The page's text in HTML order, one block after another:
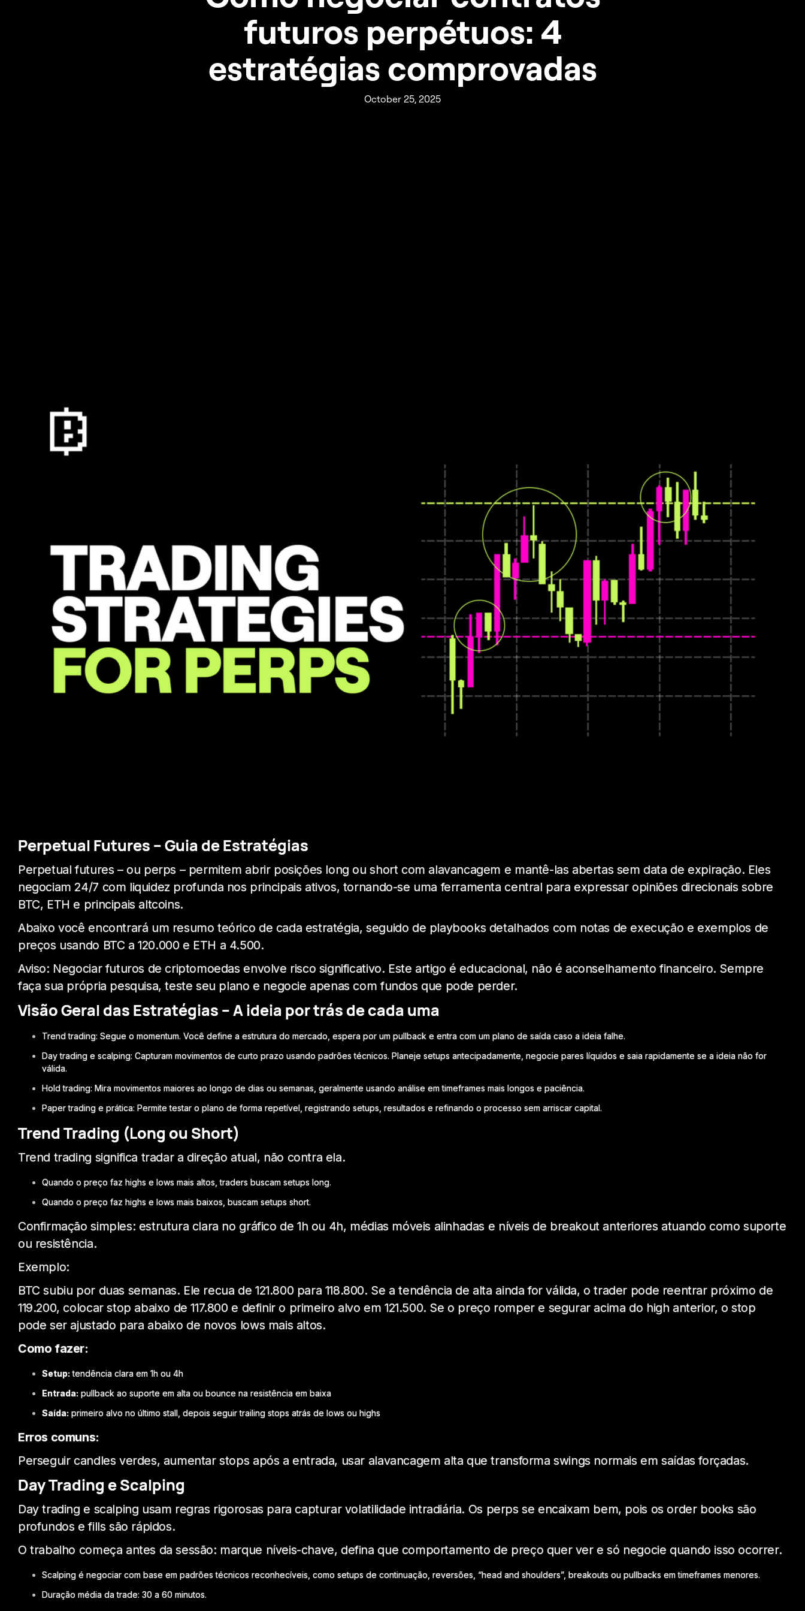
futuros perpétuos: 4
estratégias comprovadas
October 25, 2025
Perpetual Futures – Guia de Estratégias
Perpetual futures – ou perps – permitem abrir posições long ou short com alavancagem e mantê-las abertas sem data de expiração. Eles
negociam 24/7 com liquidez profunda nos principais ativos, tornando-se uma ferramenta central para expressar opiniões direcionais sobre
BTC, ETH e principais altcoins.
Abaixo você encontrará um resumo teórico de cada estratégia, seguido de playbooks detalhados com notas de execução e exemplos de
preços usando BTC a 120.000 e ETH a 4.500.
Aviso: Negociar futuros de criptomoedas envolve risco significativo. Este artigo é educacional, não é aconselhamento financeiro. Sempre
faça sua própria pesquisa, teste seu plano e negocie apenas com fundos que pode perder.
Visão Geral das Estratégias – A ideia por trás de cada uma
Trend trading: Segue o momentum. Você define a estrutura do mercado, espera por um pullback e entra com um plano de saída caso a ideia falhe.
Day trading e scalping: Capturam movimentos de curto prazo usando padrões técnicos. Planeje setups antecipadamente, negocie pares líquidos e saia rapidamente se a ideia não for
válida.
Hold trading: Mira movimentos maiores ao longo de dias ou semanas, geralmente usando análise em timeframes mais longos e paciência.
Paper trading e prática: Permite testar o plano de forma repetível, registrando setups, resultados e refinando o processo sem arriscar capital.
Trend Trading (Long ou Short)
Trend trading significa tradar a direção atual, não contra ela.
Quando o preço faz highs e lows mais altos, traders buscam setups long.
Quando o preço faz highs e lows mais baixos, buscam setups short.
Confirmação simples: estrutura clara no gráfico de 1h ou 4h, médias móveis alinhadas e níveis de breakout anteriores atuando como suporte
ou resistência.
Exemplo:
BTC subiu por duas semanas. Ele recua de 121.800 para 118.800. Se a tendência de alta ainda for válida, o trader pode reentrar próximo de
119.200, colocar stop abaixo de 117.800 e definir o primeiro alvo em 121.500. Se o preço romper e segurar acima do high anterior, o stop
pode ser ajustado para abaixo de novos lows mais altos.
Como fazer:
Setup:tendência clara em 1h ou 4h
Entrada: pullback ao suporte em alta ou bounce na resistência em baixa
Saída: primeiro alvo no último stall, depois seguir trailing stops atrás de lows ou highs
Erros comuns:
Perseguir candles verdes, aumentar stops após a entrada, usar alavancagem alta que transforma swings normais em saídas forçadas.
Day Trading e Scalping
Day trading e scalping usam regras rigorosas para capturar volatilidade intradiária. Os perps se encaixam bem, pois os order books são
profundos e fills são rápidos.
O trabalho começa antes da sessão: marque níveis-chave, defina que comportamento de preço quer ver e só negocie quando isso ocorrer.
Scalping é negociar com base em padrões técnicos reconhecíveis, como setups de continuação, reversões, “head and shoulders”, breakouts ou pullbacks em timeframes menores.
Duração média da trade: 30 a 60 minutos.